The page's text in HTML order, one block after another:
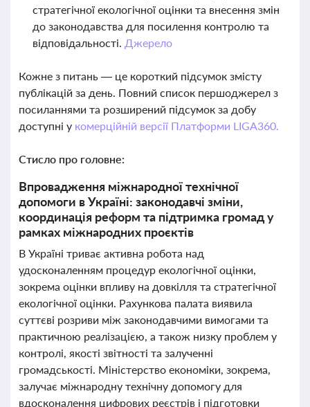
стратегічної екологічної оцінки та внесення змін
до законодавства для посилення контролю та
відповідальності. Джерело
Кожне з питань — це короткий підсумок змісту
публікацій за день. Повний список першоджерел з
посиланнями та розширений підсумок за добу
доступні у комерційній версії Платформи LIGA360.
Стисло про головне:
Впровадження міжнародної технічної
допомоги в Україні: законодавчі зміни,
координація реформ та підтримка громад у
рамках міжнародних проєктів
В Україні триває активна робота над
удосконаленням процедур екологічної оцінки,
зокрема оцінки впливу на довкілля та стратегічної
екологічної оцінки. Рахункова палата виявила
суттєві розриви між законодавчими вимогами та
практичною реалізацією, а також низку проблем у
контролі, якості звітності та залученні
громадськості. Міністерство економіки, зокрема,
залучає міжнародну технічну допомогу для
вдосконалення цифрових реєстрів і підготовки